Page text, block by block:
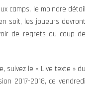
camps, le moindre détail
soit, les joueurs devront
de regrets au coup de
suivez le « Live texte » du
2017-2018, ce vendredi